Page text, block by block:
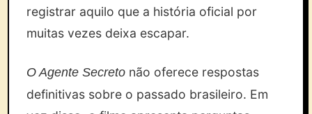
registrar aquilo que a história oficial por
muitas vezes deixa escapar.
O Agente Secreto não oferece respostas
definitivas sobre o passado brasileiro. Em